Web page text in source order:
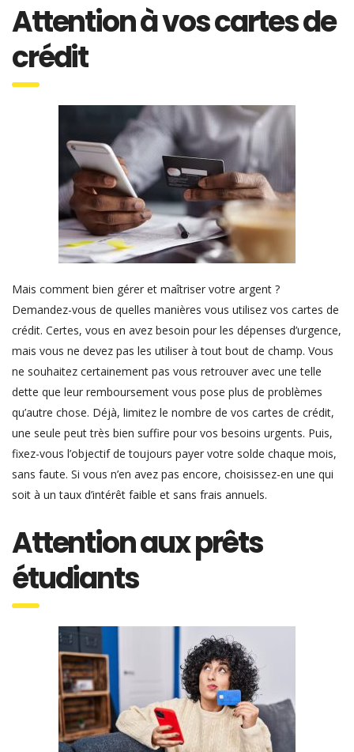
Attention à vos cartes de
crédit
Mais comment bien gérer et maîtriser votre argent ?
Demandez-vous de quelles manières vous utilisez vos cartes de
crédit. Certes, vous en avez besoin pour les dépenses d’urgence,
mais vous ne devez pas les utiliser à tout bout de champ. Vous
ne souhaitez certainement pas vous retrouver avec une telle
dette que leur remboursement vous pose plus de problèmes
qu’autre chose. Déjà, limitez le nombre de vos cartes de crédit,
une seule peut très bien suffire pour vos besoins urgents. Puis,
fixez-vous l’objectif de toujours payer votre solde chaque mois,
sans faute. Si vous n’en avez pas encore, choisissez-en une qui
soit à un taux d’intérêt faible et sans frais annuels.
Attention aux prêts
étudiants